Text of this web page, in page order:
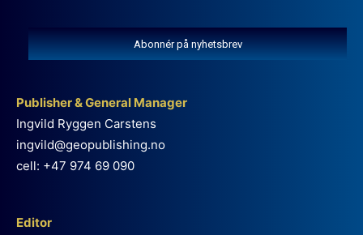
Abonnér på nyhetsbrev
Publisher & General Manager
Ingvild Ryggen Carstens
ingvild@geopublishing.no
cell: +47 974 69 090
Editor